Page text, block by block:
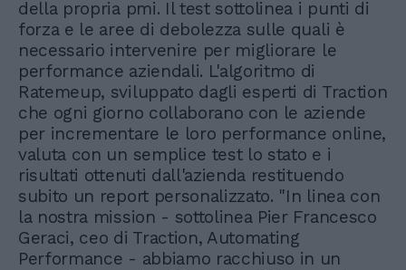
della propria pmi. Il test sottolinea i punti di
forza e le aree di debolezza sulle quali è
necessario intervenire per migliorare le
performance aziendali. L'algoritmo di
Ratemeup, sviluppato dagli esperti di Traction
che ogni giorno collaborano con le aziende
per incrementare le loro performance online,
valuta con un semplice test lo stato e i
risultati ottenuti dall'azienda restituendo
subito un report personalizzato. "In linea con
la nostra mission - sottolinea Pier Francesco
Geraci, ceo di Traction, Automating
Performance - abbiamo racchiuso in un